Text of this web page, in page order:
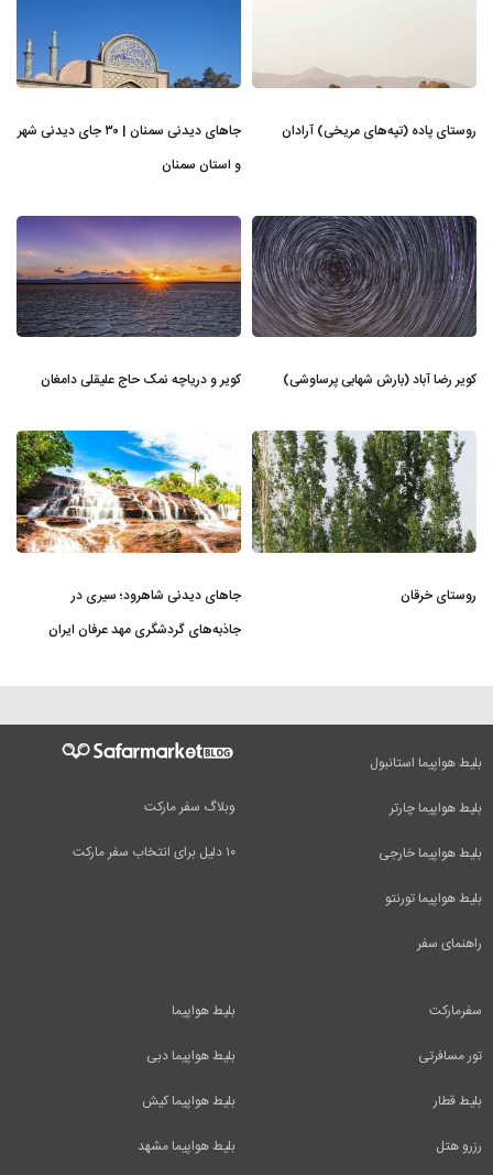
روستای پاده (تپه‌های مریخی) آرادان
جاهای دیدنی سمنان | ۳۰ جای دیدنی شهر
و استان سمنان
کویر رضا آباد (بارش شهابی پرساوشی) کویر و دریاچه نمک حاج علیقلی دامغان
روستای خرقان
جاهای دیدنی شاهرود؛ سیری در
جاذبه‌های گردشگری مهد عرفان ایران
وبلاگ سفر مارکت
۱۰ دلیل برای انتخاب سفر مارکت
بلیط هواپیما استانبول
بلیط هواپیما چارتر
بلیط هواپیما خارجی
بلیط هواپیما تورنتو
راهنمای سفر
بلیط هواپیما
بلیط هواپیما دبی
بلیط هواپیما کیش
بلیط هواپیما مشهد
سفرمارکت
تور مسافرتی
بلیط قطار
رزرو هتل